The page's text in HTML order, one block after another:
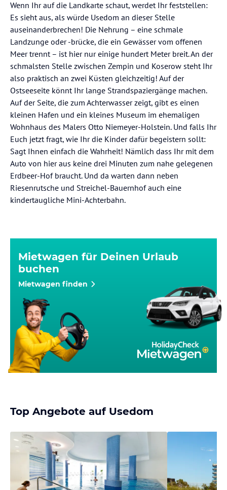
Wenn Ihr auf die Landkarte schaut, werdet Ihr feststellen:
Es sieht aus, als würde Usedom an dieser Stelle
auseinanderbrechen! Die Nehrung – eine schmale
Landzunge oder -brücke, die ein Gewässer vom offenen
Meer trennt – ist hier nur einige hundert Meter breit. An der
schmalsten Stelle zwischen Zempin und Koserow steht Ihr
also praktisch an zwei Küsten gleichzeitig! Auf der
Ostseeseite könnt Ihr lange Strandspaziergänge machen.
Auf der Seite, die zum Achterwasser zeigt, gibt es einen
kleinen Hafen und ein kleines Museum im ehemaligen
Wohnhaus des Malers Otto Niemeyer-Holstein. Und falls Ihr
Euch jetzt fragt, wie Ihr die Kinder dafür begeistern sollt:
Sagt Ihnen einfach die Wahrheit! Nämlich dass Ihr mit dem
Auto von hier aus keine drei Minuten zum nahe gelegenen
Erdbeer-Hof braucht. Und da warten dann neben
Riesenrutsche und Streichel-Bauernhof auch eine
kindertaugliche Mini-Achterbahn.
Mietwagen für Deinen Urlaub
buchen
Mietwagen finden
Top Angebote auf Usedom